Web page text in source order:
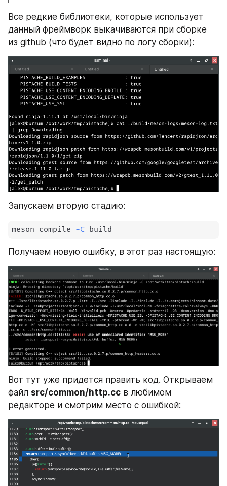
Все редкие библиотеки, которые использует
данный фреймворк выкачиваются при сборке
из github (что будет видно по логу сборки):
Запускаем вторую стадию:
meson compile -C build
Получаем новую ошибку, в этот раз настоящую:
Вот тут уже придется править код. Открываем
файл src/common/http.cc в любимом
редакторе и смотрим место с ошибкой: